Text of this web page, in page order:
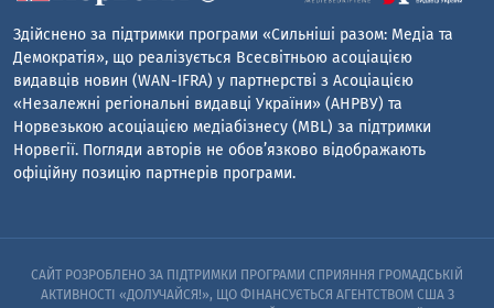
Здійснено за підтримки програми «Сильніші разом: Медіа та
Демократія», що реалізується Всесвітньою асоціацією
видавців новин (WAN-IFRA) у партнерстві з Асоціацією
«Незалежні регіональні видавці України» (АНРВУ) та
Норвезькою асоціацією медіабізнесу (MBL) за підтримки
Норвегії. Погляди авторів не обов’язково відображають
офіційну позицію партнерів програми.
САЙТ РОЗРОБЛЕНО ЗА ПІДТРИМКИ ПРОГРАМИ СПРИЯННЯ ГРОМАДСЬКІЙ
АКТИВНОСТІ «ДОЛУЧАЙСЯ!», ЩО ФІНАНСУЄТЬСЯ АГЕНТСТВОМ США З